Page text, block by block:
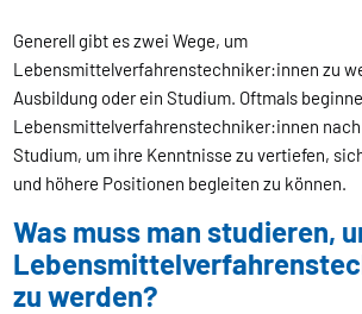
Generell gibt es zwei Wege, um
Lebensmittelverfahrenstechniker:innen zu
Ausbildung oder ein Studium. Oftmals
Lebensmittelverfahrenstechniker:innen nach
Studium, um ihre Kenntnisse zu vertiefen,
und höhere Positionen begleiten zu können.
Was muss man studieren,
zu werden?